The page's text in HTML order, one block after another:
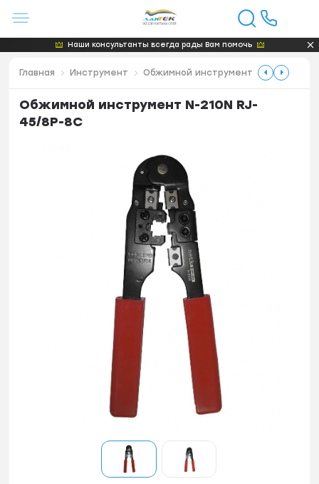
Наши консультанты всегда рады Вам помочь
Главная Инструмент Обжимной инструмент
Обжимной инструмент N-210N RJ-
45/8P-8C